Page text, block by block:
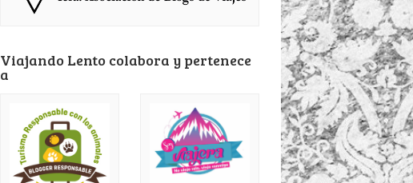
Viajando Lento colabora y pertenece
a